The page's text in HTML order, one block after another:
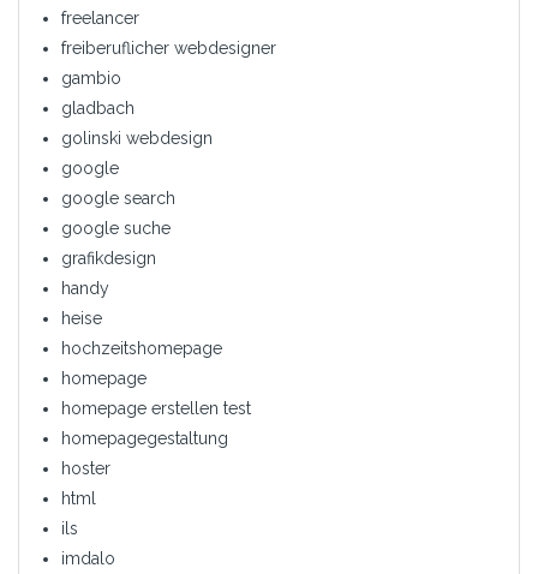
freelancer
freiberuflicher webdesigner
gambio
gladbach
golinski webdesign
google
google search
google suche
grafikdesign
handy
heise
hochzeitshomepage
homepage
homepage erstellen test
homepagegestaltung
hoster
html
ils
imdalo